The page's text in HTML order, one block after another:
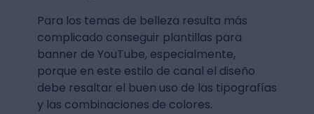
Para los temas de belleza resulta más
complicado conseguir plantillas para
banner de YouTube, especialmente,
porque en este estilo de canal el diseño
debe resaltar el buen uso de las tipografías
y las combinaciones de colores.